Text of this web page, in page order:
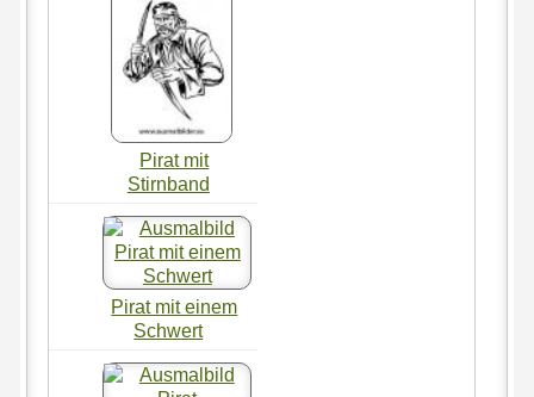
Pirat mit
Stirnband
Pirat mit einem
Schwert